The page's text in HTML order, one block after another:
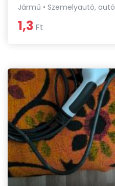
Jármű • Szemelyautó, autó
1,3 Ft